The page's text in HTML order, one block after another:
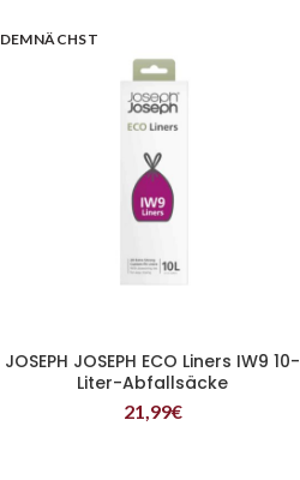
DEMNÄCHST
WEITERLESEN
JOSEPH JOSEPH ECO Liners IW9 10-
Liter-Abfallsäcke
21,99€